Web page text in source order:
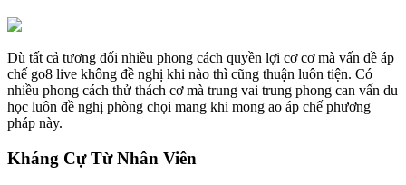
Dù tất cả tương đối nhiều phong cách quyền lợi cơ cơ mà vấn đề áp
chế go8 live không đề nghị khi nào thì cũng thuận luôn tiện. Có
nhiều phong cách thử thách cơ mà trung vai trung phong can vấn du
học luôn đề nghị phòng chọi mang khi mong ao áp chế phương
pháp này.
Kháng Cự Từ Nhân Viên